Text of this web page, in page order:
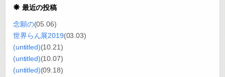
最近の投稿
念願の(05.06)
世界らん展2019(03.03)
(untitled)(10.21)
(untitled)(10.07)
(untitled)(09.18)